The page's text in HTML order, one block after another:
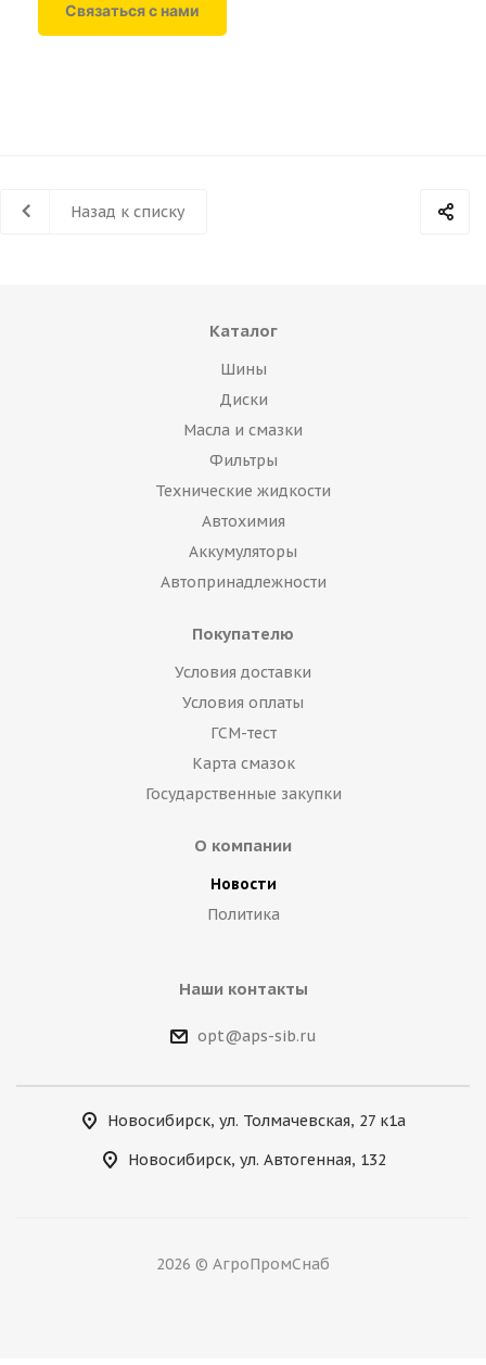
Связаться с нами
Назад к списку
Каталог
Шины
Диски
Масла и смазки
Фильтры
Технические жидкости
Автохимия
Аккумуляторы
Автопринадлежности
Покупателю
Условия доставки
Условия оплаты
ГСМ-тест
Карта смазок
Государственные закупки
О компании
Новости
Политика
Наши контакты
opt@aps-sib.ru
Новосибирск, ул. Толмачевская, 27 к1а
Новосибирск, ул. Автогенная, 132
2026 © АгроПромСнаб